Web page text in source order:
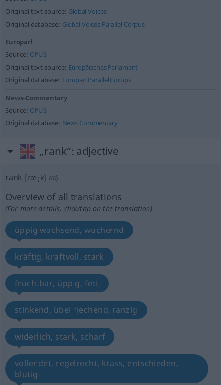
Original text source: Global Voices
Original database: Global Voices Parallel Corpus
Europarl
Source: OPUS
Original text source: Europäisches Parlament
Original database: Europarl Parallel Corups
News-Commentary
Source: OPUS
Original database: News Commentary
„rank“: adjective
rank [ræŋk] adj
Overview of all translations
(For more details, click/tap on the translation)
üppig wachsend, wuchernd
kräftig, kraftvoll, stark
fruchtbar, üppig, fett
stinkend, übel riechend, ranzig
widerlich, stark, scharf
vollendet, regelrecht, krass, entschieden,
blutig